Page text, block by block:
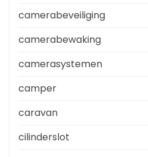
camerabeveiliging
camerabewaking
camerasystemen
camper
caravan
cilinderslot